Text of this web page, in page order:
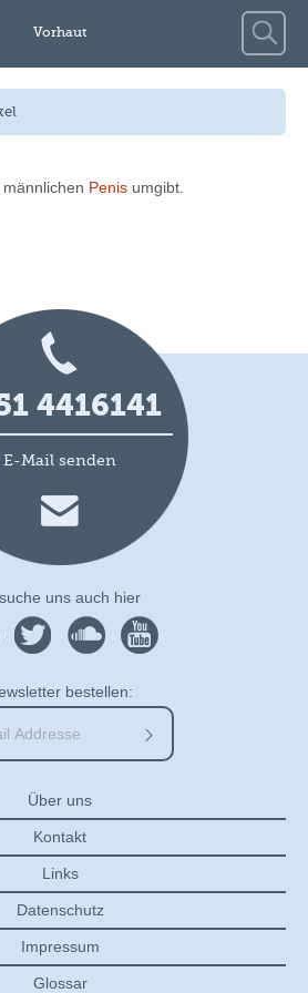
Vorhaut
Suche
nach:
Penis umgibt.
4416141
E-Mail senden
uns auch hier
bestellen:
Über uns
Kontakt
Links
Datenschutz
Impressum
Glossar